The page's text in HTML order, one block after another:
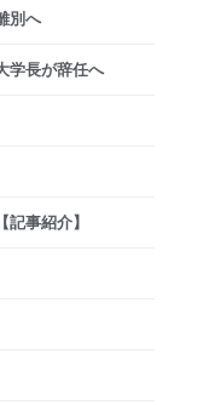
別へ
学長が辞任へ
事紹介】